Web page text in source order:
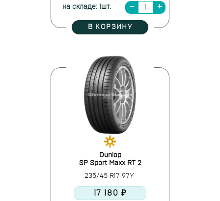
на складе: 1шт.
В КОРЗИНУ
Dunlop
SP Sport Maxx RT 2
235/45 R17 97Y
17 180 ₽